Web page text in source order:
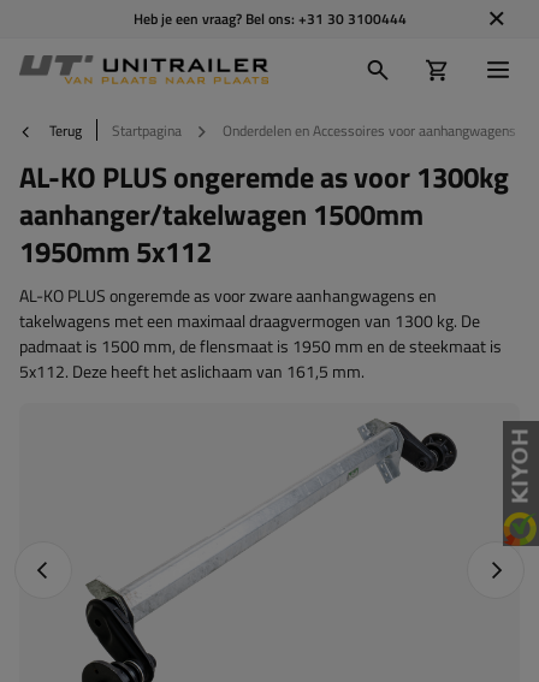
Heb je een vraag? Bel ons: +31 30 3100444
Terug Startpagina Onderdelen en Accessoires voor aanhangwagens
AL-KO PLUS ongeremde as voor 1300kg
aanhanger/takelwagen 1500mm
1950mm 5x112
AL-KO PLUS ongeremde as voor zware aanhangwagens en
takelwagens met een maximaal draagvermogen van 1300 kg. De
padmaat is 1500 mm, de flensmaat is 1950 mm en de steekmaat is
5x112. Deze heeft het aslichaam van 161,5 mm.
Vorige foto